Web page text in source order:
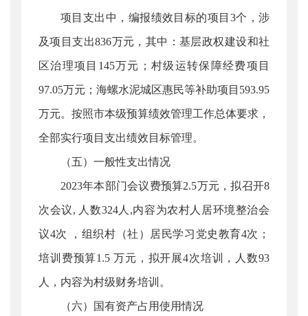
项目支出中，编报绩效目标的项目3个，涉
及项目支出836万元，其中：基层政权建设和社
区治理项目145万元；村级运转保障经费项目
97.05万元；海螺水泥城区惠民等补助项目593.95
万元。按照市本级预算绩效管理工作总体要求，
全部实行项目支出绩效目标管理。
（五）一般性支出情况
2023年本部门会议费预算2.5万元，拟召开8
次会议, 人数324人,内容为农村人居环境整治会
议4次 ，组织村（社）居民学习党史教育4次；
培训费预算1.5 万元，拟开展4次培训，人数93
人，内容为村级财务培训。
（六）国有资产占用使用情况